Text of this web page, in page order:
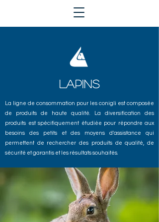
LAPINS
La ligne de consommation pour les conigli est composée
de produits de haute qualité. La diversification des
produits est spécifiquement étudiée pour répondre aux
besoins des petits et des moyens d'assistance qui
permettent de rechercher des produits de qualité, de
sécurité et garantis et les résultats souhaités.